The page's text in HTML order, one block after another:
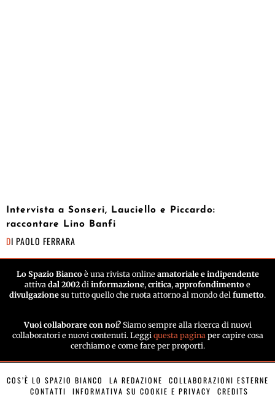
Intervista a Sonseri, Lauciello e Piccardo:
raccontare Lino Banfi
DI PAOLO FERRARA
Lo Spazio Biancoè una rivista online amatoriale e indipendente
attiva dal 2002 di informazione, critica, approfondimento e
divulgazione su tutto quello che ruota attorno al mondo del fumetto.
Vuoi collaborare con noi? Siamo sempre alla ricerca di nuovi
collaboratori e nuovi contenuti. Leggi questa paginaper capire cosa
cerchiamo e come fare per proporti.
COS’È LO SPAZIO BIANCO LA REDAZIONE
COLLABORAZIONI ESTERNE
CONTATTI
INFORMATIVA SU COOKIE E PRIVACY CREDITS